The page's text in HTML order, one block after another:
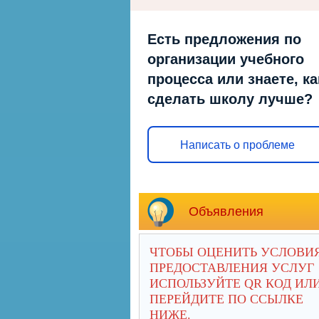
Есть предложения по
организации учебного
процесса или знаете,
сделать школу лучше?
Написать о проблеме
Объявления
ЧТОБЫ ОЦЕНИТЬ
ПРЕДОСТАВЛЕНИЯ УСЛУГ
ИСПОЛЬЗУЙТЕ QR КОД
ПЕРЕЙДИТЕ ПО ССЫЛКЕ
НИЖЕ.